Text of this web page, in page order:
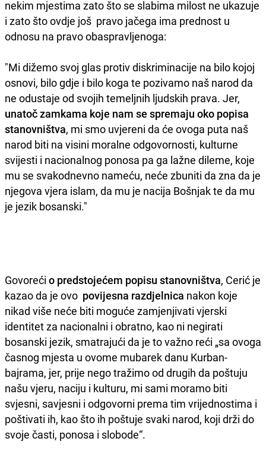
nekim mjestima zato što se slabima milost ne ukazuje
i zato što ovdje još pravo jačega ima prednost u
odnosu na pravo obaspravljenoga:
"Mi dižemo svoj glas protiv diskriminacije na bilo kojoj
osnovi, bilo gdje i bilo koga te pozivamo naš narod da
ne odustaje od svojih temeljnih ljudskih prava. Jer,
unatoč zamkama koje nam se spremaju oko popisa
stanovništva, mi smo uvjereni da će ovoga puta naš
narod biti na visini moralne odgovornosti, kulturne
svijesti i nacionalnog ponosa pa ga lažne dileme, koje
mu se svakodnevno nameću, neće zbuniti da zna da je
njegova vjera islam, da mu je nacija Bošnjak te da mu
je jezik bosanski."
Govoreći o predstojećem popisu stanovništva, Cerić je
kazao da je ovo povijesna razdjelnica nakon koje
nikad više neće biti moguće zamjenjivati vjerski
identitet za nacionalni i obratno, kao ni negirati
bosanski jezik, smatrajući da je to važno reći „sa ovoga
časnog mjesta u ovome mubarek danu Kurban-
bajrama, jer, prije nego tražimo od drugih da poštuju
našu vjeru, naciju i kulturu, mi sami moramo biti
svjesni, savjesni i odgovorni prema tim vrijednostima i
poštivati ih, kao što ih poštuje svaki narod, koji drži do
svoje časti, ponosa i slobode“.